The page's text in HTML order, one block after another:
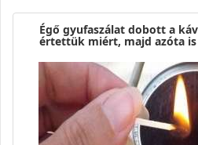
Égő gyufaszálat dobott a
értettük miért, majd azóta